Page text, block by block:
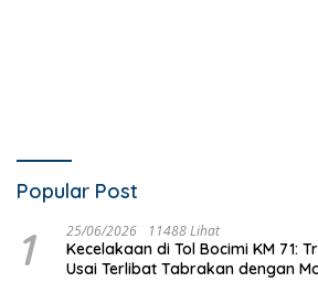
Popular Post
1 25/06/2026 11488 Lihat
Kecelakaan di Tol Bocimi KM 71:
Usai Terlibat Tabrakan dengan